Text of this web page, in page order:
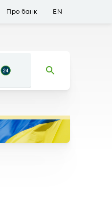
Про банк EN